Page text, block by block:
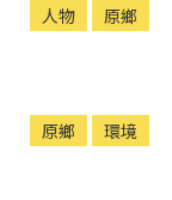
人物 原鄉
原鄉 環境